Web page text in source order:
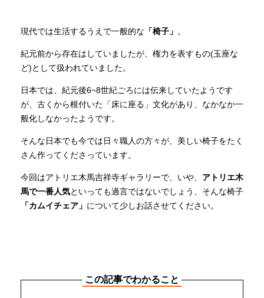
全商品一覧
新入荷情報
納品事例
INFORMATION
現代では生活するうえで一般的な 「椅子」 。
紀元前から存在はしていましたが、権力を表すもの(玉座な
ど)として扱われていました。
日本では、紀元後6~8世紀ごろには伝来していたようです
が、古くから根付いた「床に座る」文化があり、なかなか一
般化しなかったようです。
そんな日本でも今では日々職人の方々が、美しい椅子をたく
さん作ってくださっています。
今回はアトリエ木馬吉祥寺ギャラリーで、いや、 アトリエ木
馬で一番人気といっても過言ではないでしょう、そんな椅子
「カムイチェア」 について少しお話させてください。
この記事でわかること